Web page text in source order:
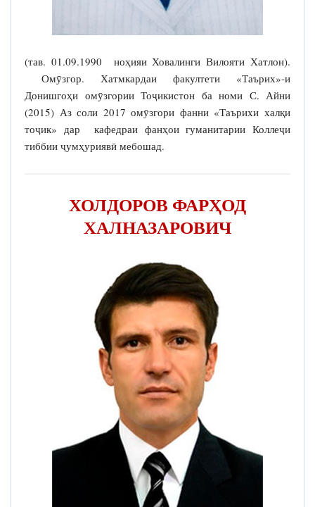
(тав. 01.09.1990 ноҳияи Ховалинги Вилояти Хатлон).
Омӯзгор. Хатмкардаи факултети «Таърих»-и
Донишгоҳи омӯзгории Тоҷикистон ба номи С. Айни
(2015) Аз соли 2017 омӯзгори фанни «Таърихи халқи
тоҷик» дар кафедраи фанҳои гуманитарии Коллеҷи
тиббии ҷумҳуриявӣ мебошад.
ХОЛДОРОВ ФАРҲОД
ХАЛНАЗАРОВИЧ